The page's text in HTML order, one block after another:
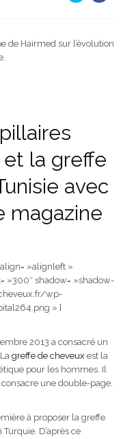
de Hairmed sur l’évolution
et la greffe
avec
magazine
»alignleft »
»300″ shadow= »shadow-
wp-
» ]
2013 a consacré un
greffe de cheveux est la
pour les hommes. Il
une double-page.
à proposer la greffe
D’après ce